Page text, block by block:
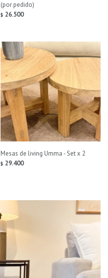
(por pedido)
$ 26.500
Mesas de living Umma - Set x 2
$ 29.400